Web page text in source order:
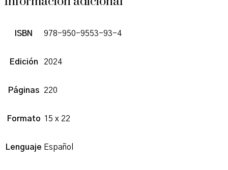
ISBN 978-950-9553-93-4
Edición 2024
Páginas 220
Formato 15 x 22
Lenguaje Español